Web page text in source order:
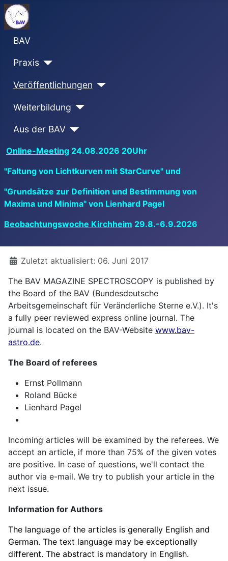
BAV
Praxis
Veröffentlichungen
Weiterbildung
Aus der BAV
Online-Meeting 24.08.2026 20Uhr
"Faltung von Lichtkurven mit StarCurve" und
"Grundsätze zur Definition und Bestimmung von
Maxima und Minima" von Lienhard Pagel
Beobachtungswoche Kirchheim 29.8.-6.9.2026
DetailsZuletzt aktualisiert: 06. Juni 2017
The BAV MAGAZINE SPECTROSCOPY is published by
the Board of the BAV (Bundesdeutsche
Arbeitsgemeinschaft für Veränderliche Sterne e.V.). It's
a fully peer reviewed express online journal. The
journal is located on the BAV-Website www.bav-
astro.de.
The Board of referees
Ernst Pollmann
Roland Bücke
Lienhard Pagel
Incoming articles will be examined by the referees. We
accept an article, if more than 75% of the given votes
are positive. In case of questions, we'll contact the
author via e-mail. We try to publish your article in the
next issue.
Information for Authors
The language of the articles is generally English and
German. The text language may be exceptionally
different. The abstract is mandatory in English.